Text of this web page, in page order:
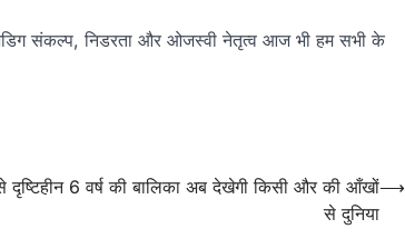
अडिग संकल्प, निडरता और ओजस्वी नेतृत्व आज भी हम सभी के
6 वर्ष की बालिका अब देखेगी किसी और की आँखों
से दुनिया
⟶